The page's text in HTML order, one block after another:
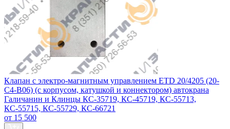
Клапан с электро-магнитным управлением ETD 20/4205 (20-
С4-В06) (с корпусом, катушкой и коннектором) автокрана
Галичанин и Клинцы КС-35719, КС-45719, КС-55713,
КС-55715, КС-55729, КС-66721
от 15 500